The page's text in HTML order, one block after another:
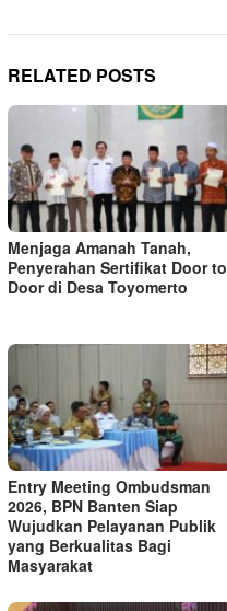
RELATED POSTS
Menjaga Amanah Tanah,
Penyerahan Sertifikat Door to
Door di Desa Toyomerto
Entry Meeting Ombudsman
2026, BPN Banten Siap
Wujudkan Pelayanan Publik
yang Berkualitas Bagi
Masyarakat